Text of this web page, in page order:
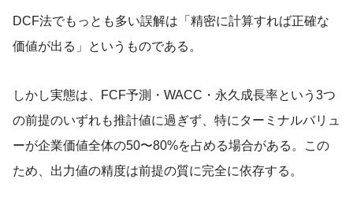
DCF法でもっとも多い誤解は「精密に計算すれば正確な
価値が出る」というものである。
しかし実態は、FCF予測・WACC・永久成長率という3つ
の前提のいずれも推計値に過ぎず、特にターミナルバリュ
ーが企業価値全体の50〜80%を占める場合がある。この
ため、出力値の精度は前提の質に完全に依存する。